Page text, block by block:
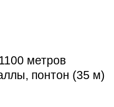
метров
понтон (35 м)